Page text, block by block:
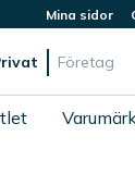
Mina sidor
Företag